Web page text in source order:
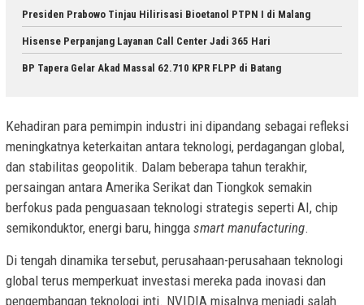
Presiden Prabowo Tinjau Hilirisasi Bioetanol PTPN I di Malang
Hisense Perpanjang Layanan Call Center Jadi 365 Hari
BP Tapera Gelar Akad Massal 62.710 KPR FLPP di Batang
Kehadiran para pemimpin industri ini dipandang sebagai refleksi
meningkatnya keterkaitan antara teknologi, perdagangan global,
dan stabilitas geopolitik. Dalam beberapa tahun terakhir,
persaingan antara Amerika Serikat dan Tiongkok semakin
berfokus pada penguasaan teknologi strategis seperti AI, chip
semikonduktor, energi baru, hingga smart manufacturing.
Di tengah dinamika tersebut, perusahaan-perusahaan teknologi
global terus memperkuat investasi mereka pada inovasi dan
pengembangan teknologi inti. NVIDIA misalnya menjadi salah